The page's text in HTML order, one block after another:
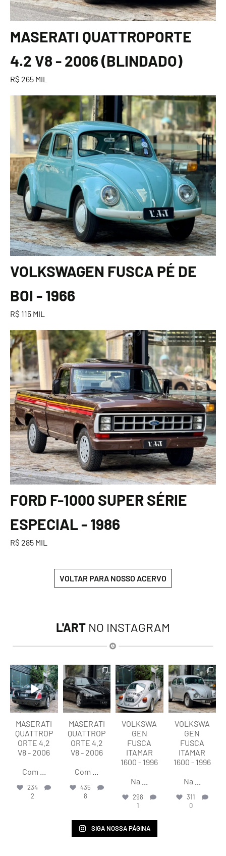
MASERATI QUATTROPORTE
4.2 V8 - 2006 (BLINDADO)
R$ 265 MIL
VOLKSWAGEN FUSCA PÉ DE
BOI - 1966
R$ 115 MIL
FORD F-1000 SUPER SÉRIE
ESPECIAL - 1986
R$ 285 MIL
VOLTAR PARA NOSSO ACERVO
L'ART NO INSTAGRAM
lart.br
Ago 6
MASERATI
QUATTROP
ORTE 4.2
V8 - 2006
Com
234
2
lart.br
Ago 6
MASERATI
QUATTROP
ORTE 4.2
V8 - 2006
Com
435
8
lart.br
Ago 6
VOLKSWA
GEN
FUSCA
ITAMAR
1600 - 1996
Na
298
1
lart.br
Ago 6
VOLKSWA
GEN
FUSCA
ITAMAR
1600 - 1996
Na
311
0
SIGA NOSSA PÁGINA